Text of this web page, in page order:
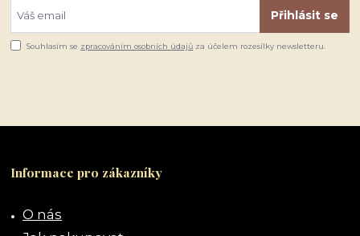
Přihlásit se
Souhlasím se zpracováním osobních údajů za účelem rozesílky newsletteru.
Informace pro zákazníky
O nás